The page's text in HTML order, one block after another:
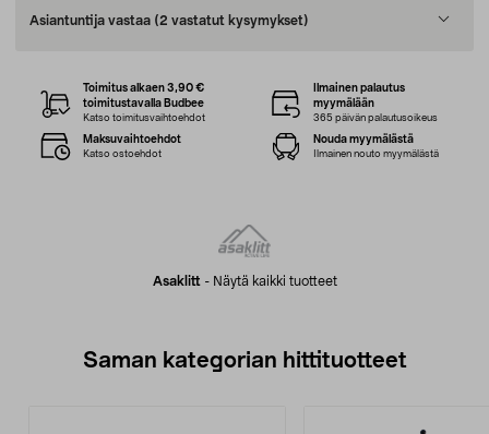
Asiantuntija vastaa (2 vastatut kysymykset)
Asaklitt - Näytä kaikki tuotteet
Toimitus alkaen 3,90 €
toimitustavalla Budbee
Katso toimitusvaihtoehdot
Ilmainen palautus
myymälään
365 päivän palautusoikeus
Maksuvaihtoehdot
Katso ostoehdot
Nouda myymälästä
Ilmainen nouto myymälästä
Saman kategorian hittituotteet